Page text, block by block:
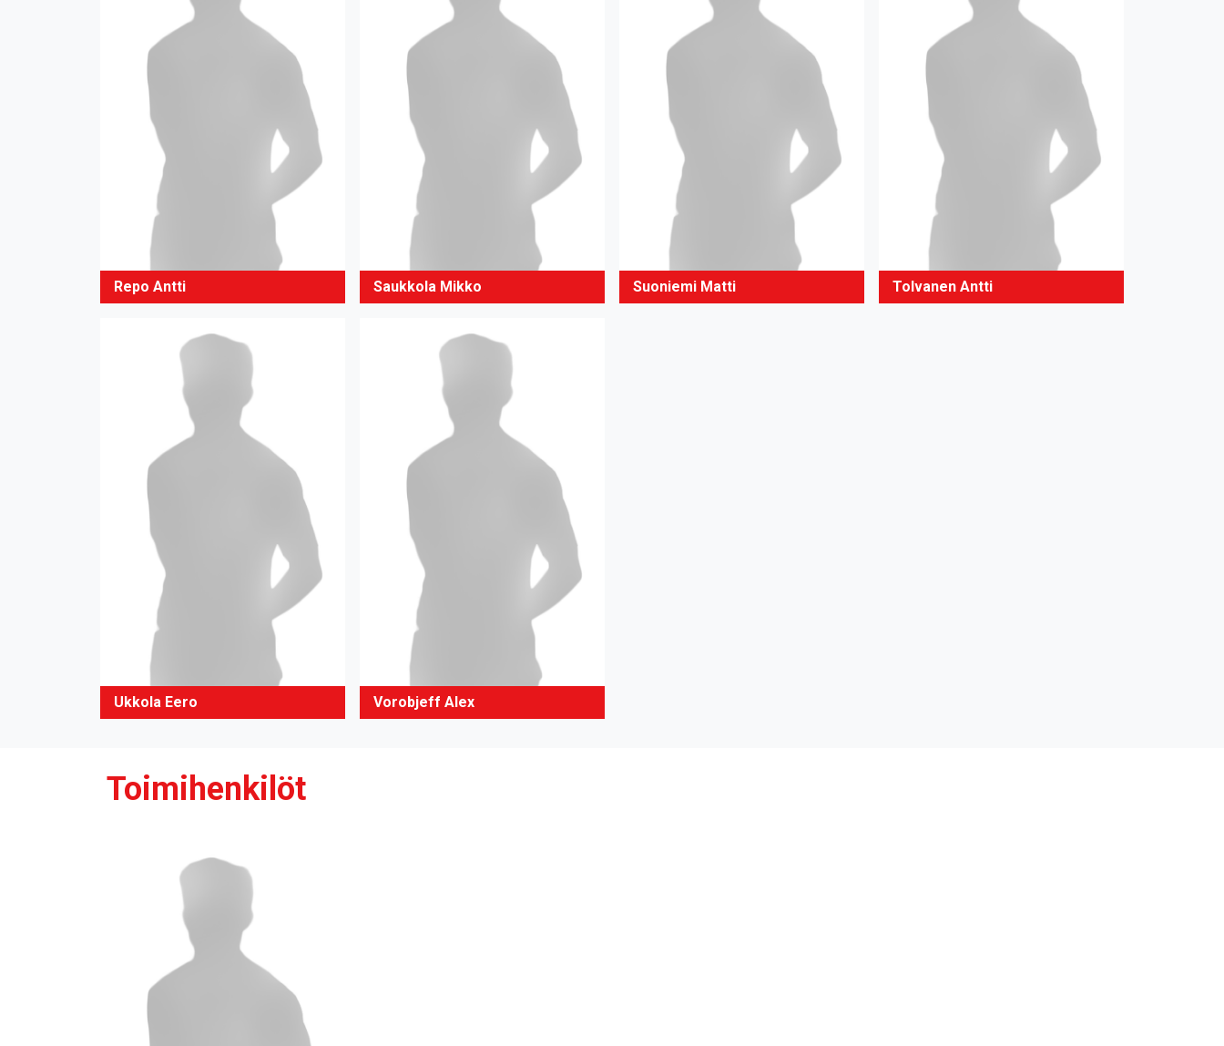
Repo Antti Saukkola Mikko Suoniemi Matti Tolvanen Antti
Ukkola Eero Vorobjeff Alex
Toimihenkilöt